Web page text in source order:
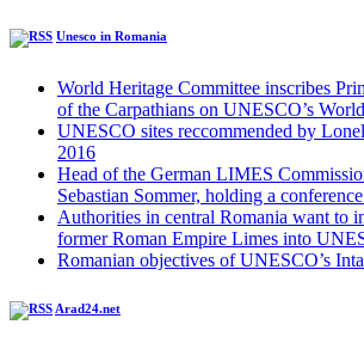
Unesco in Romania
World Heritage Committee inscribes
of the Carpathians on UNESCO’s
UNESCO sites reccommended by
2016
Head of the German LIMES
Sebastian Sommer, holding a
Authorities in central Romania want to
former Roman Empire Limes into
Romanian objectives of UNESCO’s
Arad24.net